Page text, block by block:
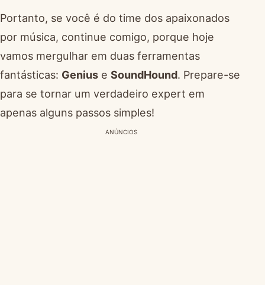
Portanto, se você é do time dos apaixonados
por música, continue comigo, porque hoje
vamos mergulhar em duas ferramentas
fantásticas: Genius e SoundHound. Prepare-se
para se tornar um verdadeiro expert em
apenas alguns passos simples!
ANÚNCIOS